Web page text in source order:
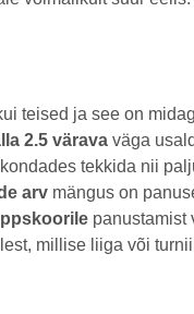
teised ja see on
2.5 värava väga
tekkida nii
arv mängus on
panustamist
millise liiga või